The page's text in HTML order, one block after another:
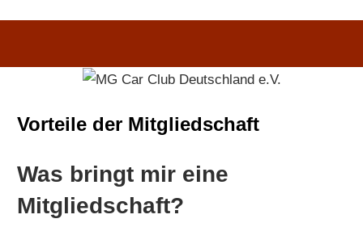
Vorteile der Mitgliedschaft
Was bringt mir eine
Mitgliedschaft?